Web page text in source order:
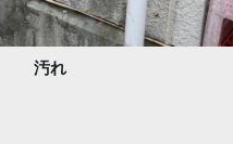
汚れ